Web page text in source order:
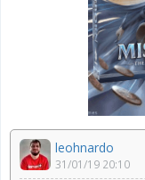
leohnardo
31/01/19 20:10